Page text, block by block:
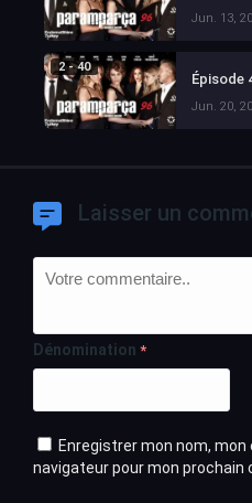
Jun. 13,
2 - 40
Épisode
Jun. 20,
Laisser un
Dénomination *
Enregistrer mon nom,
navigateur pour mon prochain